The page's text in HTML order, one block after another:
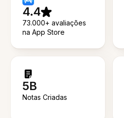
4.4
73.000+ avaliações
na App Store
5B
Notas Criadas